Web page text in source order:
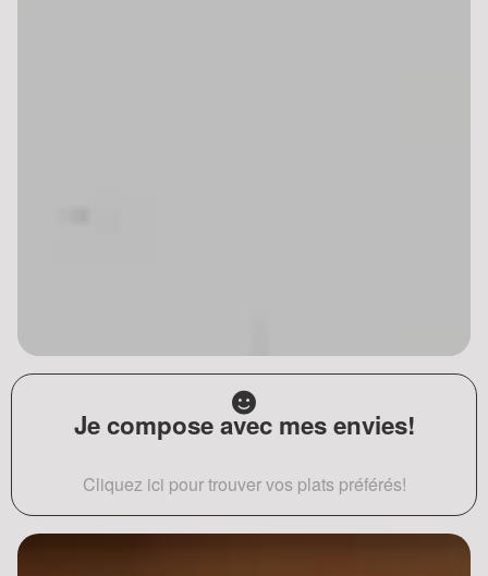
Je compose avec mes envies!
Cliquez ici pour trouver vos plats préférés!